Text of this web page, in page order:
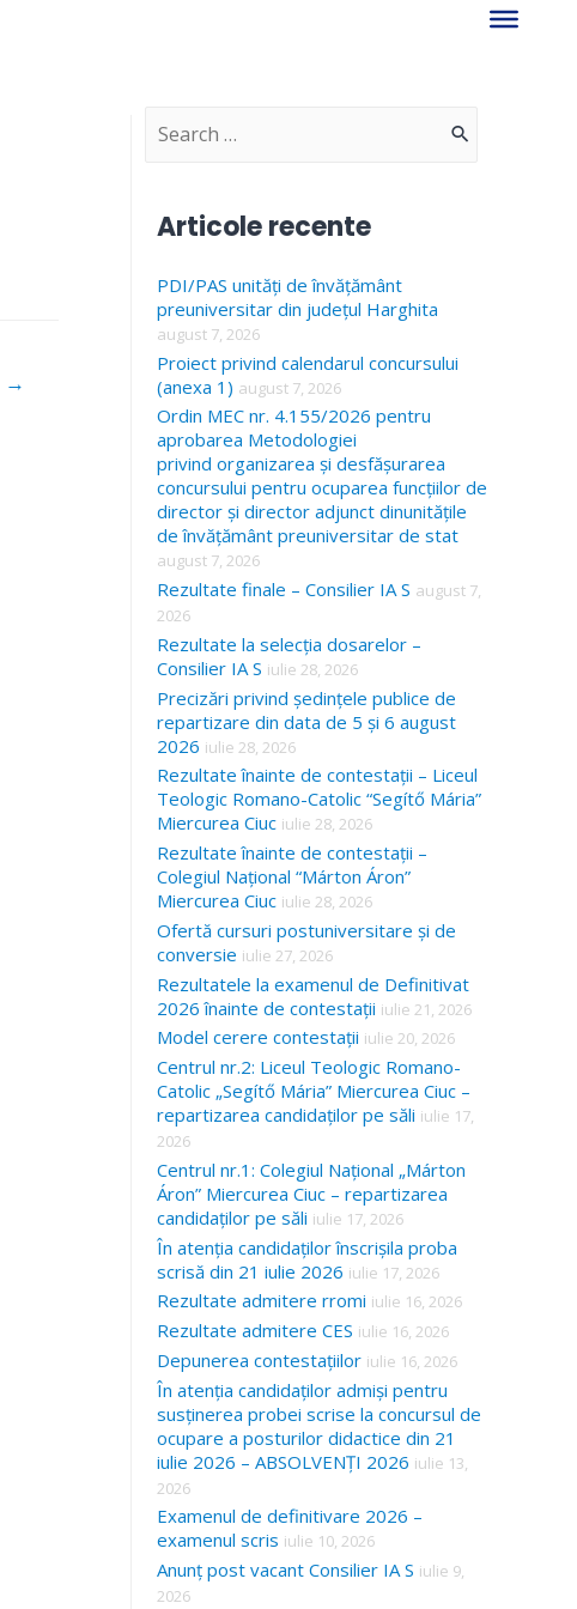
→
S
c
h
f
o
r
:
Articole recente
PDI/PAS unități de învățământ
preuniversitar din județul Harghita
august 7, 2026
Proiect privind calendarul concursului
(anexa 1) august 7, 2026
Ordin MEC nr. 4.155/2026 pentru
aprobarea Metodologiei
privind organizarea și desfășurarea
concursului pentru ocuparea funcțiilor de
director și director adjunct dinunitățile
de învățământ preuniversitar de stat
august 7, 2026
Rezultate finale – Consilier IA S august 7,
2026
Rezultate la selecția dosarelor –
Consilier IA S iulie 28, 2026
Precizări privind ședințele publice de
repartizare din data de 5 și 6 august
2026 iulie 28, 2026
Rezultate înainte de contestații – Liceul
Teologic Romano-Catolic “Segítő Mária”
Miercurea Ciuc iulie 28, 2026
Rezultate înainte de contestații –
Colegiul Național “Márton Áron”
Miercurea Ciuc iulie 28, 2026
Ofertă cursuri postuniversitare și de
conversie iulie 27, 2026
Rezultatele la examenul de Definitivat
2026 înainte de contestații iulie 21, 2026
Model cerere contestații iulie 20, 2026
Centrul nr.2: Liceul Teologic Romano-
Catolic „Segítő Mária” Miercurea Ciuc –
repartizarea candidaților pe săli iulie 17,
2026
Centrul nr.1: Colegiul Național „Márton
Áron” Miercurea Ciuc – repartizarea
candidaților pe săli iulie 17, 2026
În atenția candidaților înscrișila proba
scrisă din 21 iulie 2026 iulie 17, 2026
Rezultate admitere rromi iulie 16, 2026
Rezultate admitere CES iulie 16, 2026
Depunerea contestațiilor iulie 16, 2026
În atenția candidaților admiși pentru
susținerea probei scrise la concursul de
ocupare a posturilor didactice din 21
iulie 2026 – ABSOLVENȚI 2026 iulie 13,
2026
Examenul de definitivare 2026 –
examenul scris iulie 10, 2026
Anunț post vacant Consilier IA S iulie 9,
2026